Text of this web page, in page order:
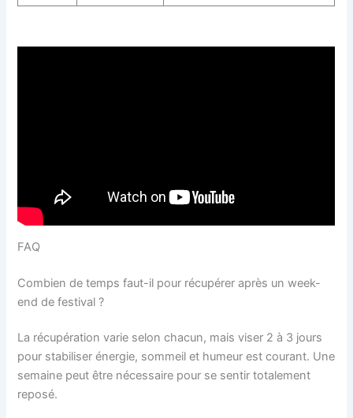
FAQ
Combien de temps faut-il pour récupérer après un week-
end de festival ?
La récupération varie selon chacun, mais viser 2 à 3 jours
pour stabiliser énergie, sommeil et humeur est courant. Une
semaine peut être nécessaire pour se sentir totalement
reposé.